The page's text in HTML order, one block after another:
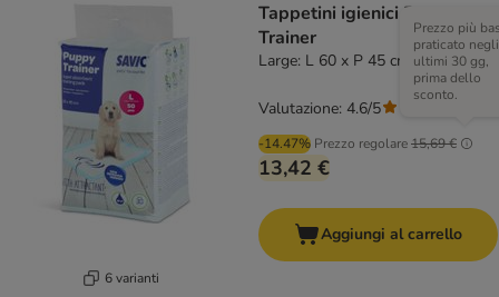
6 varianti
Tappetini igienici Puppy
Trainer
Large: L 60 x P 45 cm, 50 pz
-14.47% Prezzo regolare15,69 €
Prezzo più
praticato negli
ultimi 30 gg,
prima dello
sconto.
13,42 €
Valutazione: 4.6/5
Aggiungi al carrello